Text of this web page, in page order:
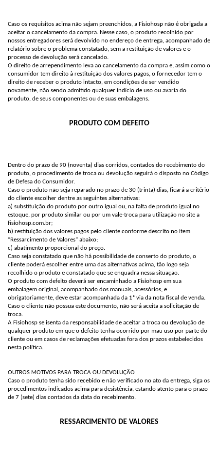
Caso os requisitos acima não sejam preenchidos, a Fisiohosp não é obrigada a
aceitar o cancelamento da compra. Nesse caso, o produto recolhido por
nossos entregadores será devolvido no endereço de entrega, acompanhado de
relatório sobre o problema constatado, sem a restituição de valores e o
processo de devolução será cancelado.
O direito de arrependimento leva ao cancelamento da compra e, assim como o
consumidor tem direito à restituição dos valores pagos, o fornecedor tem o
direito de receber o produto intacto, em condições de ser vendido
novamente, não sendo admitido qualquer indício de uso ou avaria do
produto, de seus componentes ou de suas embalagens.
PRODUTO COM DEFEITO
Dentro do prazo de 90 (noventa) dias corridos, contados do recebimento do
produto, o procedimento de troca ou devolução seguirá o disposto no Código
de Defesa do Consumidor.
Caso o produto não seja reparado no prazo de 30 (trinta) dias, ficará a critério
do cliente escolher dentre as seguintes alternativas:
a) substituição do produto por outro igual ou, na falta de produto igual no
estoque, por produto similar ou por um vale-troca para utilização no site a
fisiohosp.com.br;
b) restituição dos valores pagos pelo cliente conforme descrito no item
“Ressarcimento de Valores” abaixo;
c) abatimento proporcional do preço.
Caso seja constatado que não há possibilidade de conserto do produto, o
cliente poderá escolher entre uma das alternativas acima, tão logo seja
recolhido o produto e constatado que se enquadra nessa situação.
O produto com defeito deverá ser encaminhado a Fisiohosp em sua
embalagem original, acompanhado dos manuais, acessórios, e
obrigatoriamente, deve estar acompanhada da 1ª via da nota fiscal de venda.
Caso o cliente não possua este documento, não será aceita a solicitação de
troca.
A Fisiohosp se isenta da responsabilidade de aceitar a troca ou devolução de
qualquer produto em que o defeito tenha ocorrido por mau uso por parte do
cliente ou em casos de reclamações efetuadas fora dos prazos estabelecidos
nesta política.
OUTROS MOTIVOS PARA TROCA OU DEVOLUÇÃO
Caso o produto tenha sido recebido e não verificado no ato da entrega, siga os
procedimentos indicados acima para desistência, estando atento para o prazo
de 7 (sete) dias contados da data do recebimento.
RESSARCIMENTO DE VALORES